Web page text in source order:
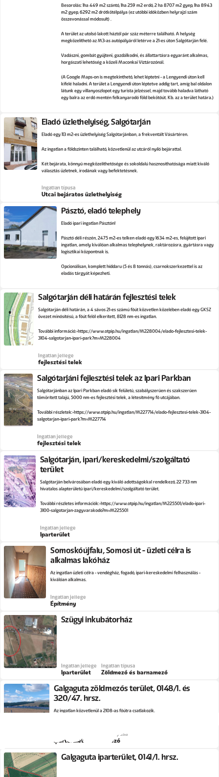
Besorolás: 1ha 449 m2 szántó, 1ha 259 m2 erdő, 2 ha 8707 m2 gyep, 1ha 8943
m2 gyep, 6292 m2 drótkötélpálya (ez utóbbi időközben helyrajzi szám
összevonással módosult) .
A terület az utolsó lakott háztól pár száz méterre található. A helység
megközelíthető az M3-as autópályáról letérve a 21-es úton Salgótarján felé.
Vadászni, gombát gyűjteni, gazdálkodni, és állattartásra egyaránt alkalmas,
horgászati lehetőség a közeli Maconkai Víztározónál.
(A Google Maps-on is megtekinthető, lehet léptetni - a Lengyendi úton kell
kifelé haladni. A terület a Lengyendi úton léptetve addig tart, amíg bal oldalon
látunk egy villanyoszlopot egy turista jelzéssel, majd tovább haladva látható
egy balra az erdő mentén felkanyarodó föld bekötőút. Kb. az a terület határa.)
Eladó üzlethelyiség, Salgótarján
Eladó egy 113 m2-es üzlethelyiség Salgótarjánban, a frekventált Vásártéren.
Az ingatlan a földszinten található, közvetlenül az utcáról nyíló bejárattal.
Két bejárata, könnyű megközelíthetősége és sokoldalú hasznosíthatósága miatt kiváló
választás üzletnek, irodának vagy befektetésnek.
Ingatlan típusa
Utcai bejáratos üzlethelyiség
Pásztó, eladó telephely
Eladó ipari ingatlan Pásztón!
Pásztó déli részén, 2475 m2-es telken eladó egy 1634 m2-es, felújított ipari
ingatlan, amely kiválóan alkalmas telephelynek, raktározásra, gyártásra vagy
logisztikai központnak is.
Opcionálisan, komplett híddaru (5 és 8 tonnás), csarnokszerkezettel is az
eladás tárgyát képezheti.
Salgótarján déli határán fejlesztési telek
Salgótarján déli határán, a 4 sávos 21-es számú főút közvetlen közelében eladó egy GKSZ
övezet minősítésű, a főút felől elkerített, 8128 nm-es ingatlan.
További információ:https://www.otpip.hu/ingatlan/M228004/elado-fejlesztesi-telek-
3104-salgotarjan-ipari-park?m=M228004
Ingatlan jellege
fejlesztési telek
Salgótarjáni fejlesztési telek az Ipari Parkban
Salgótarjánban az Ipari Parkban eladó sík felületű, szabályszerűen és szakszerűen
tömörített talajú, 5000 nm-es fejlesztési telek, a létesítmény fő utcájában.
További részletek:https://www.otpip.hu/ingatlan/M227714/elado-fejlesztesi-telek-3104-
salgotarjan-ipari-park?m=M227714
Ingatlan jellege
fejlesztési telek
Salgótarján, ipari/kereskedelmi/szolgáltató
terület
Salgótarján belvárosában eladó egy kiváló adottságokkal rendelkező, 22 733 nm
hivatalos alapterületű ipari/kereskedelmi/szolgáltató terület.
További részletes információk:https://www.otpip.hu/ingatlan/M225501/elado-ipari-
3100-salgotarjan-zagyvarakodo?m=M225501
Ingatlan jellege
Iparterület
Somoskőújfalu, Somosi út - üzleti célra is
alkalmas lakóház
Az ingatlan üzleti célra - vendégház, fogadó, ipari-kereskedelmi felhasználás -
kiválóan alkalmas.
Ingatlan jellege
Építmény
Szügyi inkubátorház
Ingatlan jellege
Iparterület
Ingatlan típusa
Zöldmező és barnamező
Galgaguta zöldmezős terület, 0148/1. és
320/47. hrsz.
Az ingatlan közvetlenül a 2108-as főútra csatlakozik.
Iparterület
Ingatlan típusa
Zöldmező
Galgaguta iparterület, 0141/1. hrsz.